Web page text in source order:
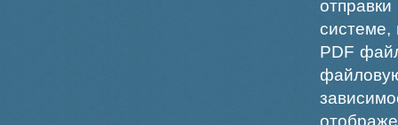
системе,
PDF